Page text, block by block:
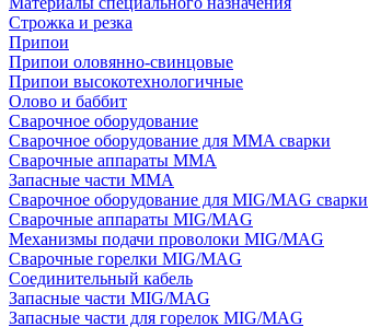
Строжка и резка
Припои
Припои оловянно-свинцовые
Припои высокотехнологичные
Олово и баббит
Сварочное оборудование
Сварочное оборудование для MMA сварки
Сварочные аппараты MMA
Запасные части MMA
Сварочное оборудование для MIG/MAG сварки
Сварочные аппараты MIG/MAG
Механизмы подачи проволоки MIG/MAG
Сварочные горелки MIG/MAG
Соединительный кабель
Запасные части MIG/MAG
Запасные части для горелок MIG/MAG